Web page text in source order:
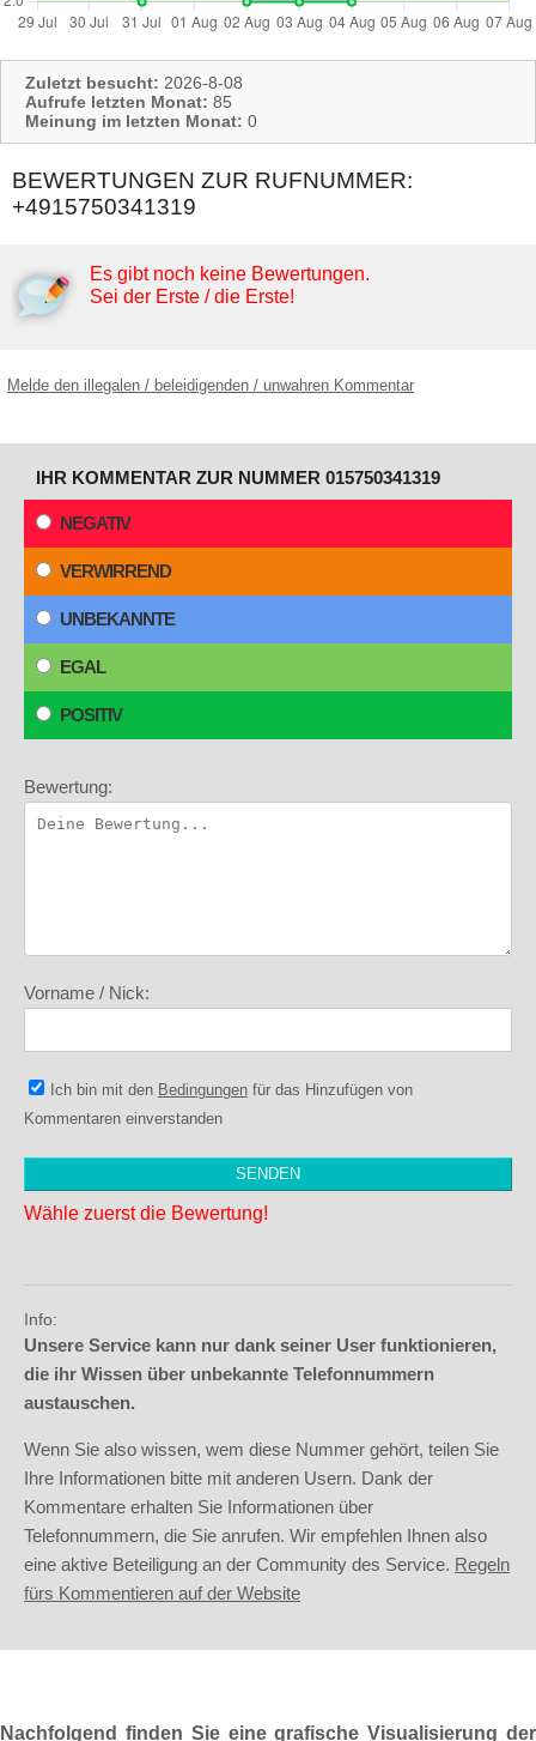
Zuletzt besucht: 2026-8-08
Aufrufe letzten Monat: 85
Meinung im letzten Monat: 0
BEWERTUNGEN ZUR RUFNUMMER:
+4915750341319
Es gibt noch keine Bewertungen.
Sei der Erste / die Erste!
Melde den illegalen / beleidigenden / unwahren Kommentar
IHR KOMMENTAR ZUR NUMMER 015750341319
NEGATIV
VERWIRREND
UNBEKANNTE
EGAL
POSITIV
Bewertung:
Vorname / Nick:
Ich bin mit den Bedingungen für das Hinzufügen von
Kommentaren einverstanden
Wähle zuerst die Bewertung!
Info:
Unsere Service kann nur dank seiner User funktionieren,
die ihr Wissen über unbekannte Telefonnummern
austauschen.
Wenn Sie also wissen, wem diese Nummer gehört, teilen Sie
Ihre Informationen bitte mit anderen Usern. Dank der
Kommentare erhalten Sie Informationen über
Telefonnummern, die Sie anrufen. Wir empfehlen Ihnen also
eine aktive Beteiligung an der Community des Service. Regeln
fürs Kommentieren auf der Website
Nachfolgend finden Sie eine grafische Visualisierung der